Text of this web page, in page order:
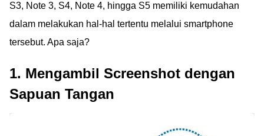
S3, Note 3, S4, Note 4, hingga S5 memiliki kemudahan
dalam melakukan hal-hal tertentu melalui smartphone
tersebut. Apa saja?
1. Mengambil Screenshot dengan
Sapuan Tangan